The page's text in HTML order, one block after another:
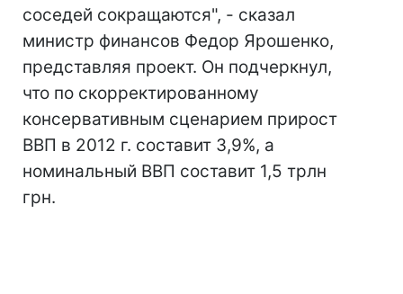
соседей сокращаются", - сказал
министр финансов Федор Ярошенко,
представляя проект. Он подчеркнул,
что по скорректированному
консервативным сценарием прирост
ВВП в 2012 г. составит 3,9%, а
номинальный ВВП составит 1,5 трлн
грн.